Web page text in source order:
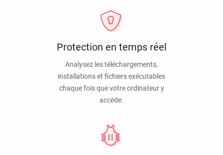
Protection en temps réel
Analysez les téléchargements,
installations et fichiers exécutables
chaque fois que votre ordinateur y
accède.